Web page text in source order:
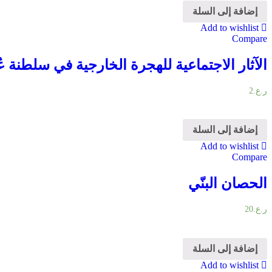
إضافة إلى السلة
Add to wishlist
Compare
الآثار الاجتماعية للهجرة الخارجية في
ر.ع. 2
إضافة إلى السلة
Add to wishlist
Compare
الحصان البنّي
ر.ع. 20
إضافة إلى السلة
Add to wishlist